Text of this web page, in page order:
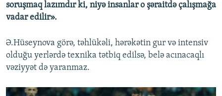
soruşmaq lazımdır ki, niyə insanlar o şəraitdə çalışmağa
vadar edilir».
Ə.Hüseynova görə, təhlükəli, hərəkətin gur və intensiv
olduğu yerlərdə texnika tətbiq edilsə, belə acınacaqlı
vəziyyət də yaranmaz.